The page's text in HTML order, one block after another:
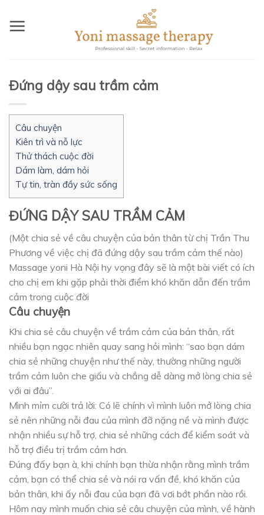
Đứng dậy sau trầm cảm
Câu chuyện
Kiên trì và nỗ lực
Thử thách cuộc đời
Dám làm, dám hỏi
Tự tin, tràn đầy sức sống
ĐỨNG DẬY SAU TRẦM CẢM
(Một chia sẻ về câu chuyện của bản thân từ chị Trần Thu
Phương về việc chị đã đứng dậy sau trầm cảm thế nào)
Massage yoni Hà Nội hy vọng đây sẽ là một bài viết có ích
cho chị em khi gặp phải thời điểm khó khăn dẫn đến trầm
cảm trong cuộc đời
Câu chuyện
Khi chia sẻ câu chuyện về trầm cảm của bản thân, rất
nhiều bạn ngạc nhiên quay sang hỏi mình: “sao bạn dám
chia sẻ những chuyện như thế này, thường những người
trầm cảm luôn che giấu và chẳng dễ dàng mở lòng chia sẻ
với ai đâu”.
Mình mỉm cười trả lời: Có lẽ chính vì mình luôn mở lòng chia
sẻ nên những nỗi đau của mình đỡ nặng nề và mình được
nhận nhiều sự hỗ trợ, chia sẻ những cách để kiểm soát và
hỗ trợ điều trị trầm cảm hơn.
Đúng đấy bạn à, khi chính bạn thừa nhận rằng mình trầm
cảm, bạn có thể chia sẻ và nói ra vấn đề, khó khăn của
bản thân, khi ấy nỗi đau của bạn đã vơi bớt phần nào rồi.
Hôm nay mình muốn chia sẻ câu chuyện của mình, về hành